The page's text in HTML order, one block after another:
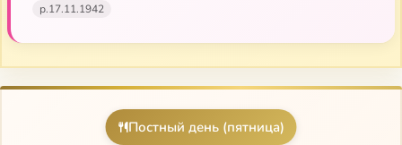
р.17.11.1942
Постный день (пятница)